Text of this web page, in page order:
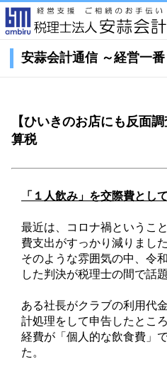
安蒜会計通信 ～経営一番
【ひいきのお店にも反面
算税
「１人飲み」を交際費とし
最近は、コロナ禍というこ
費支出がすっかり減りました
そのような雰囲気の中、令
した判決が税理士の間で話
ある社長がクラブの利用代
計処理をして申告したとこ
経費が「個人的な飲食費」
た。